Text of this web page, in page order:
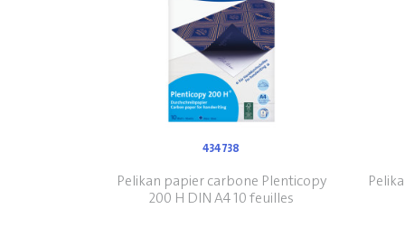
434738
Pelikan papier carbone Plenticopy
200 H DIN A4 10 feuilles